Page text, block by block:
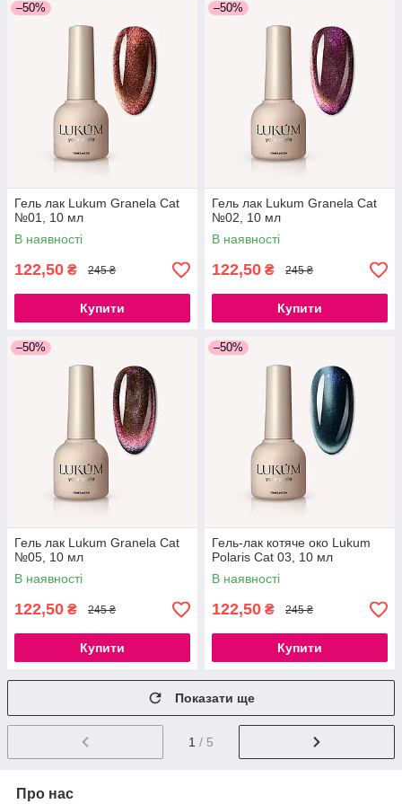
–50%
Гель лак Lukum Granela Cat
№01, 10 мл
В наявності
122,50 ₴ 245 ₴
Купити
–50%
Гель лак Lukum Granela Cat
№02, 10 мл
В наявності
122,50 ₴ 245 ₴
Купити
–50%
Гель лак Lukum Granela Cat
№05, 10 мл
В наявності
122,50 ₴ 245 ₴
Купити
–50%
Гель-лак котяче око Lukum
Polaris Cat 03, 10 мл
В наявності
122,50 ₴ 245 ₴
Купити
Показати ще
1 / 5
Про нас